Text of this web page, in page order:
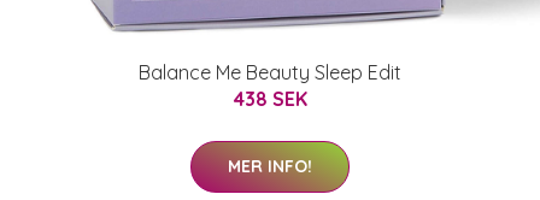
Balance Me Beauty Sleep Edit
438 SEK
MER INFO!